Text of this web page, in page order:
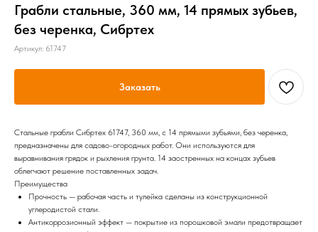
Грабли стальные, 360 мм, 14 прямых зубьев,
без черенка, Сибртех
Артикул: 61747
Заказать
Стальные грабли Сибртех 61747, 360 мм, с 14 прямыми зубьями, без черенка,
предназначены для садово-огородных работ. Они используются для
выравнивания грядок и рыхления грунта. 14 заостренных на концах зубьев
облегчают решение поставленных задач.
Преимущества
Прочность — рабочая часть и тулейка сделаны из конструкционной
углеродистой стали.
Антикоррозионный эффект — покрытие из порошковой эмали предотвращает